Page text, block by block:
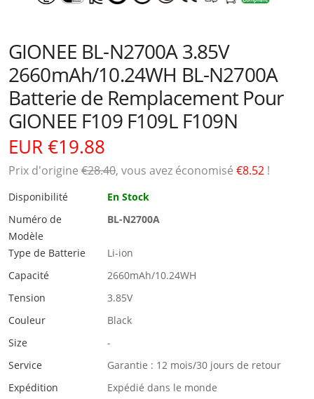
GIONEE BL-N2700A 3.85V
2660mAh/10.24WH BL-N2700A
Batterie de Remplacement Pour
GIONEE F109 F109L F109N
EUR €19.88
Prix ​​d'origine €28.40, vous avez économisé €8.52 !
Disponibilité
En Stock
Numéro de
Modèle
BL-N2700A
Type de Batterie
Li-ion
Capacité
2660mAh/10.24WH
Tension
3.85V
Couleur
Black
Size
-
Service
Garantie : 12 mois/30 jours de retour
Expédition
Expédié dans le monde